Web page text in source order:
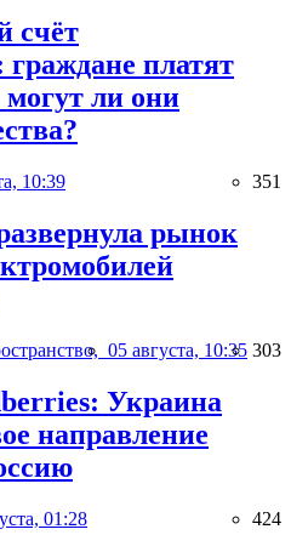
счёт
платят
ли они
10:39 351
рынок
05 августа, 10:35 303
Украина
направление
01:28 424